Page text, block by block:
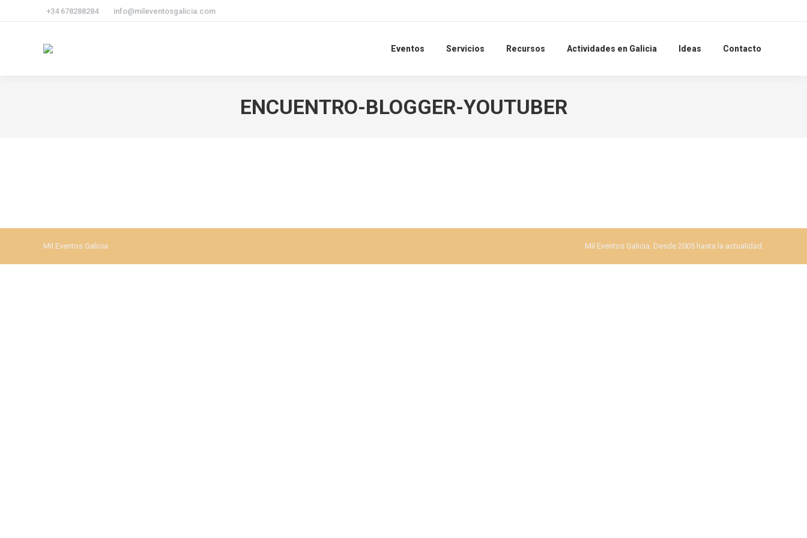
+34 678288284 info@mileventosgalicia.com
Eventos Servicios Recursos Actividades en Galicia Ideas Contacto
ENCUENTRO-BLOGGER-YOUTUBER
Mil Eventos Galicia Mil Eventos Galicia. Desde 2005 hasta la actualidad.